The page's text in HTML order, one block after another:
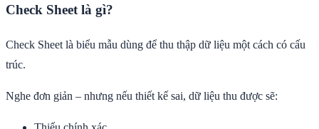
Check Sheet là gì?
Check Sheet là biểu mẫu dùng để thu thập dữ liệu một cách có cấu
trúc.
Nghe đơn giản – nhưng nếu thiết kế sai, dữ liệu thu được sẽ: